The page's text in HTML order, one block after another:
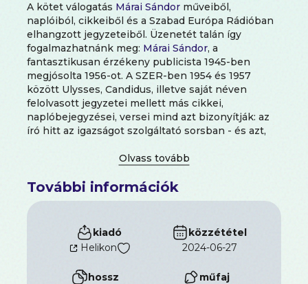
A kötet válogatás Márai Sándor műveiből,
naplóiból, cikkeiből és a Szabad Európa Rádióban
elhangzott jegyzeteiből. Üzenetét talán így
fogalmazhatnánk meg: Márai Sándor, a
fantasztikusan érzékeny publicista 1945-ben
megjósolta 1956-ot. A SZER-ben 1954 és 1957
között Ulysses, Candidus, illetve saját néven
felolvasott jegyzetei mellett más cikkei,
naplóbejegyzései, versei mind azt bizonyítják: az
író hitt az igazságot szolgáltató sorsban - és azt,
emigrációban is. Márai mindent tudott - csak
első kiadáshoz képest újabb, 1956-tal foglalkozó
írásokkal gazdagodott, melyek most először látnak
napvilágot.
További információk
kiadó
Helikon
közzététel
2024-06-27
hossz
műfaj